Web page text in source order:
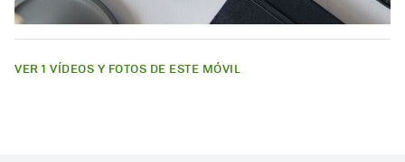
VER 1 VÍDEOS Y FOTOS DE ESTE MÓVIL